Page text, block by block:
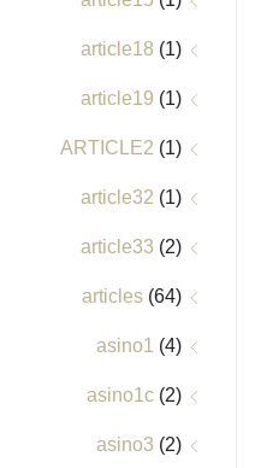
article18 (1)
article19 (1)
ARTICLE2 (1)
article32 (1)
article33 (2)
articles (64)
asino1 (4)
asino1c (2)
asino3 (2)